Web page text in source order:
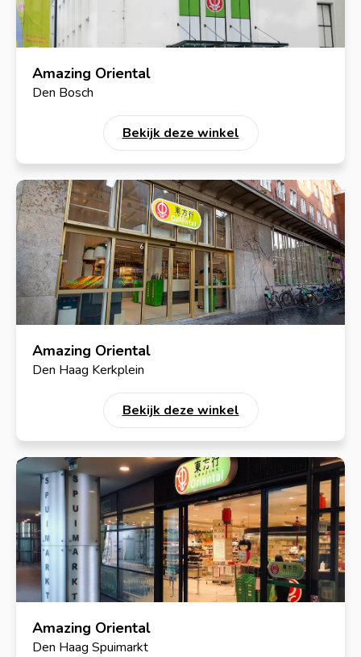
Amazing Oriental
Den Bosch
Bekijk deze winkel
Amazing Oriental
Den Haag Kerkplein
Bekijk deze winkel
Amazing Oriental
Den Haag Spuimarkt